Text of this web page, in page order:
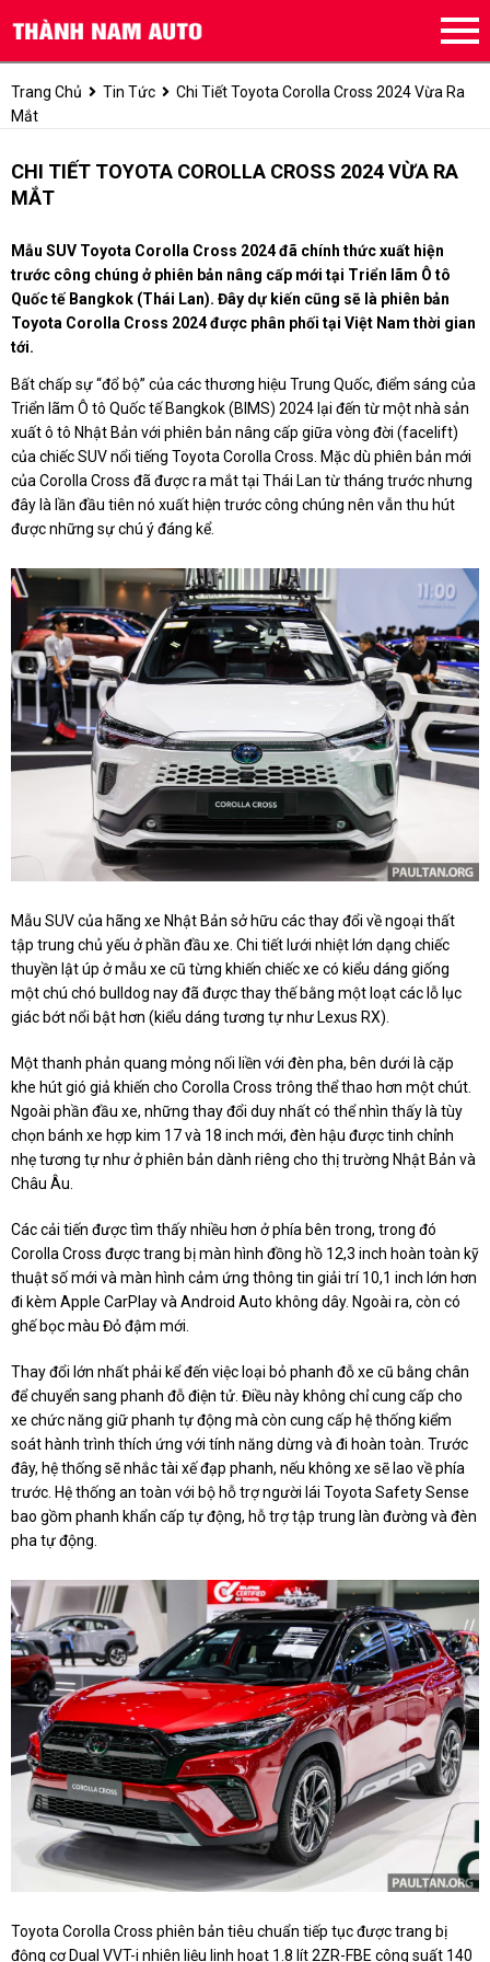
Trang Chủ Tin Tức
Chi Tiết Toyota Corolla Cross 2024 Vừa Ra
Mắt
CHI TIẾT TOYOTA COROLLA CROSS 2024 VỪA RA
MẮT
Mẫu SUV Toyota Corolla Cross 2024 đã chính thức xuất hiện
trước công chúng ở phiên bản nâng cấp mới tại Triển lãm Ô tô
Quốc tế Bangkok (Thái Lan). Đây dự kiến cũng sẽ là phiên bản
Toyota Corolla Cross 2024 được phân phối tại Việt Nam thời gian
tới.
Bất chấp sự “đổ bộ” của các thương hiệu Trung Quốc, điểm sáng của
Triển lãm Ô tô Quốc tế Bangkok (BIMS) 2024 lại đến từ một nhà sản
xuất ô tô Nhật Bản với phiên bản nâng cấp giữa vòng đời (facelift)
của chiếc SUV nổi tiếng Toyota Corolla Cross. Mặc dù phiên bản mới
của Corolla Cross đã được ra mắt tại Thái Lan từ tháng trước nhưng
đây là lần đầu tiên nó xuất hiện trước công chúng nên vẫn thu hút
được những sự chú ý đáng kể.
Mẫu SUV của hãng xe Nhật Bản sở hữu các thay đổi về ngoại thất
tập trung chủ yếu ở phần đầu xe. Chi tiết lưới nhiệt lớn dạng chiếc
thuyền lật úp ở mẫu xe cũ từng khiến chiếc xe có kiểu dáng giống
một chú chó bulldog nay đã được thay thế bằng một loạt các lỗ lục
giác bớt nổi bật hơn (kiểu dáng tương tự như Lexus RX).
Một thanh phản quang mỏng nối liền với đèn pha, bên dưới là cặp
khe hút gió giả khiến cho Corolla Cross trông thể thao hơn một chút.
Ngoài phần đầu xe, những thay đổi duy nhất có thể nhìn thấy là tùy
chọn bánh xe hợp kim 17 và 18 inch mới, đèn hậu được tinh chỉnh
nhẹ tương tự như ở phiên bản dành riêng cho thị trường Nhật Bản và
Châu Âu.
Các cải tiến được tìm thấy nhiều hơn ở phía bên trong, trong đó
Corolla Cross được trang bị màn hình đồng hồ 12,3 inch hoàn toàn kỹ
thuật số mới và màn hình cảm ứng thông tin giải trí 10,1 inch lớn hơn
đi kèm Apple CarPlay và Android Auto không dây. Ngoài ra, còn có
ghế bọc màu Đỏ đậm mới.
Thay đổi lớn nhất phải kể đến việc loại bỏ phanh đỗ xe cũ bằng chân
để chuyển sang phanh đỗ điện tử. Điều này không chỉ cung cấp cho
xe chức năng giữ phanh tự động mà còn cung cấp hệ thống kiểm
soát hành trình thích ứng với tính năng dừng và đi hoàn toàn. Trước
đây, hệ thống sẽ nhắc tài xế đạp phanh, nếu không xe sẽ lao về phía
trước. Hệ thống an toàn với bộ hỗ trợ người lái Toyota Safety Sense
bao gồm phanh khẩn cấp tự động, hỗ trợ tập trung làn đường và đèn
pha tự động.
Toyota Corolla Cross phiên bản tiêu chuẩn tiếp tục được trang bị
động cơ Dual VVT-i nhiên liệu linh hoạt 1.8 lít 2ZR-FBE công suất 140